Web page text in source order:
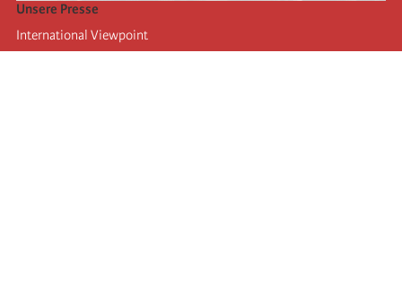
Unsere Presse
International Viewpoint